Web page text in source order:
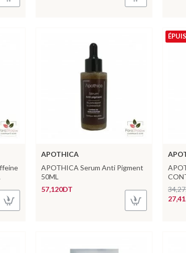
APOTHICA
APOTHICA Serum Anti Pigment
50ML
57,120DT